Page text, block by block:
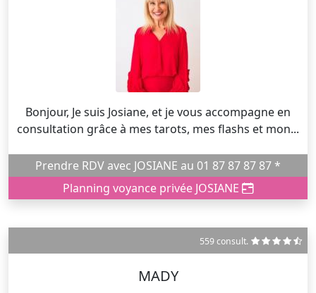
Bonjour, Je suis Josiane, et je vous accompagne en
consultation grâce à mes tarots, mes flashs et mon...
Prendre RDV avec JOSIANE au 01 87 87 87 87 *
Planning voyance privée JOSIANE
559 consult.
MADY